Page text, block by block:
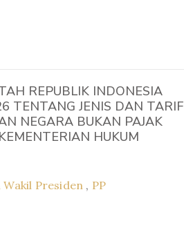
REPUBLIK INDONESIA
TENTANG JENIS DAN TARIF
NEGARA BUKAN PAJAK
HUKUM
Presiden , PP